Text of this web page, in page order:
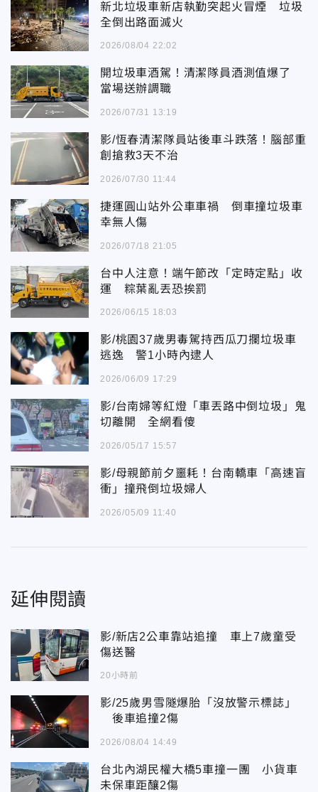
新北垃圾車新店執勤突起火冒煙 垃圾
全倒出路面滅火
2026/08/04 22:02
開垃圾車酒駕！清潔隊員酒測值爆了
當場送辦調職
2026/07/31 13:19
影/恆春清潔隊員站後車斗跌落！腦部重
創搶救3天不治
2026/07/30 11:44
捷運圓山站外公車車禍 倒車撞垃圾車
幸無人傷
2026/07/18 21:05
台中人注意！端午節改「定時定點」收
運 粽葉亂丟恐挨罰
2026/06/15 18:03
影/桃園37歲男毒駕持西瓜刀攔垃圾車
逃逸 警1小時內逮人
2026/06/09 17:29
影/台南婦等紅燈「車丟路中倒垃圾」鬼
切離開 全網看傻
2026/05/17 15:57
影/母親節前夕噩耗！台南轎車「高速盲
衝」撞飛倒垃圾婦人
2026/05/09 11:40
延伸閱讀
影/新店2公車靠站追撞 車上7歲童受
傷送醫
20小時前
影/25歲男雪隧爆胎「沒放警示標誌」
後車追撞2傷
2026/08/04 14:49
台北內湖民權大橋5車撞一團 小貨車
未保車距釀2傷